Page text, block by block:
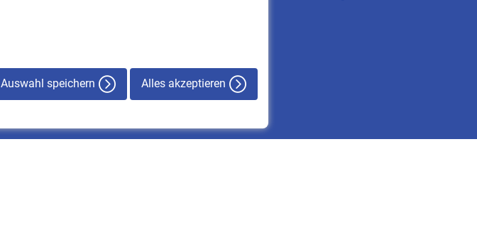
Auswahl speichern Alles akzeptieren